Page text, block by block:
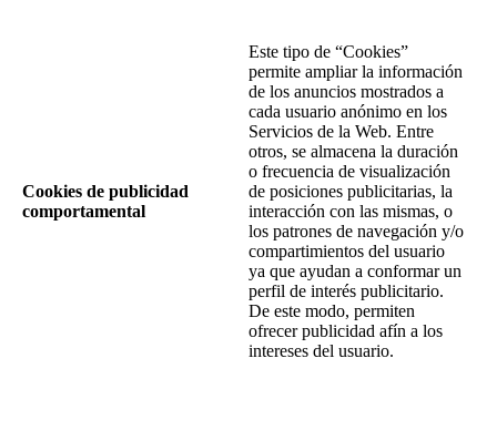
Cookies de publicidad
comportamental
Este tipo de “Cookies”
permite ampliar la información
de los anuncios mostrados a
cada usuario anónimo en los
Servicios de la Web. Entre
otros, se almacena la duración
o frecuencia de visualización
de posiciones publicitarias, la
interacción con las mismas, o
los patrones de navegación y/o
compartimientos del usuario
ya que ayudan a conformar un
perfil de interés publicitario.
De este modo, permiten
ofrecer publicidad afín a los
intereses del usuario.